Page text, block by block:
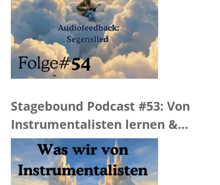
Stagebound Podcast #53: Von
Instrumentalisten lernen &
Summertime Feedback